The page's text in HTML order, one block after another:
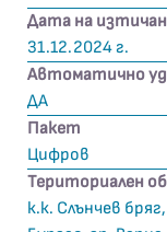
Дата на
31.12.2024 г.
Автоматично
ДА
Пакет
Цифров
Териториален
к.к. Слънчев